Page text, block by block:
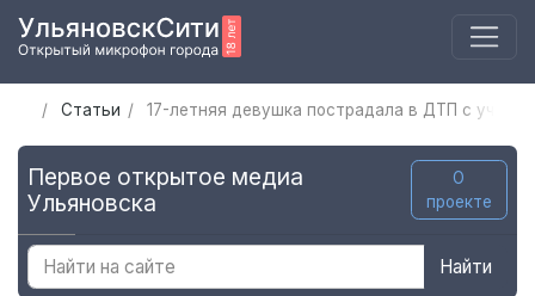
Статьи 17-летняя девушка пострадала в ДТП с
Первое открытое медиа
Ульяновска
О
проекте
Найти